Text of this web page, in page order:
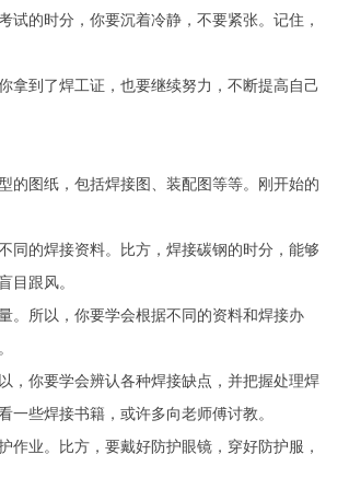
的时分，你要沉着冷静，不要紧张。记住，
拿到了焊工证，也要继续努力，不断提高自己
的图纸，包括焊接图、装配图等等。刚开始的
同的焊接资料。比方，焊接碳钢的时分，能够
目跟风。
。所以，你要学会根据不同的资料和焊接办
，你要学会辨认各种焊接缺点，并把握处理焊
些焊接书籍，或许多向老师傅讨教。
业。比方，要戴好防护眼镜，穿好防护服，